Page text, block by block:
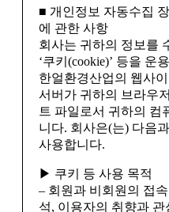
■ 개인정보 자동수집
에 관한 사항
회사는 귀하의 정보를
‘쿠키(cookie)’ 등을 운
한얼환경산업의 웹사
서버가 귀하의 브라우
트 파일로서 귀하의 컴
니다. 회사은(는) 다음
사용합니다.
▶ 쿠키 등 사용 목적
– 회원과 비회원의 접
석, 이용자의 취향과